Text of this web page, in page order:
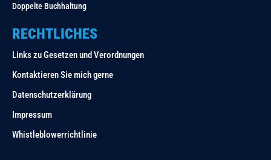
Doppelte Buchhaltung
RECHTLICHES
Links zu Gesetzen und Verordnungen
Kontaktieren Sie mich gerne
Datenschutzerklärung
Impressum
Whistleblowerrichtlinie